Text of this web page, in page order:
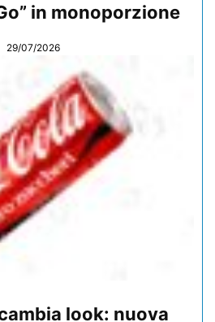
in monoporzione
29/07/2026
look: nuova